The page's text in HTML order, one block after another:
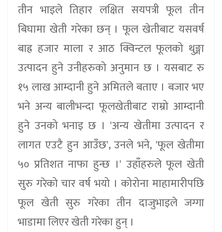
तीन भाइले तिहार लक्षित सयपत्री फूल तीन
बिघामा खेती गरेका छन् । फूल खेतीबाट यसवर्ष
बाह्र हजार माला र आठ क्विन्टल फूलको थुङ्गा
उत्पादन हुने उनीहरुको अनुमान छ । यसबाट रु
१५ लाख आम्दानी हुने अमितले बताए । बजार भए
भने अन्य बालीभन्दा फूलखेतीबाट राम्रो आम्दानी
हुने उनको भनाइ छ । 'अन्य खेतीमा उत्पादन र
लागत एउटै हुन आउँछ', उनले भने, 'फूल खेतीमा
५० प्रतिशत नाफा हुन्छ ।' उहाँहरुले फूल खेती
सुरु गरेको चार वर्ष भयो । कोरोना माहामारीपछि
फूल खेती सुरु गरेका तीन दाजुभाइले जग्गा
भाडामा लिएर खेती गरेका हुन् ।